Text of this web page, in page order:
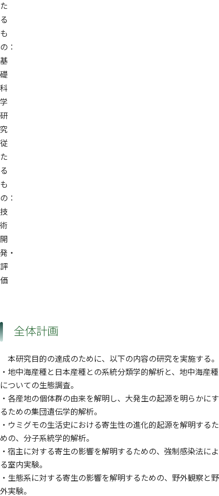
た
る
も
の：
基
礎
科
学
研
究
従
た
る
も
の：
技
術
開
発・
評
価
全体計画
本研究目的の達成のために、以下の内容の研究を実施する。
・地中海産種と日本産種との系統分類学的解析と、地中海産種
についての生態調査。
・各産地の個体群の由来を解明し、大発生の起源を明らかにす
るための集団遺伝学的解析。
・ウミグモの生活史における寄生性の進化的起源を解明するた
めの、分子系統学的解析。
・宿主に対する寄生の影響を解明するための、強制感染法によ
る室内実験。
・生態系に対する寄生の影響を解明するための、野外観察と野
外実験。